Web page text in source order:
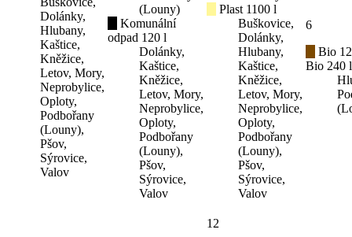
Dolánky,
Hlubany,
Kaštice,
Kněžice,
Letov, Mory,
Neprobylice,
Oploty,
Podbořany
(Louny),
Pšov,
Sýrovice,
Valov
(Louny)
Komunální
odpad 120 l
Dolánky,
Kaštice,
Kněžice,
Letov, Mory,
Neprobylice,
Oploty,
Podbořany
(Louny),
Pšov,
Sýrovice,
Valov
Plast 1100 l
Buškovice,
Dolánky,
Hlubany,
Kaštice,
Kněžice,
Letov, Mory,
Neprobylice,
Oploty,
Podbořany
(Louny),
Pšov,
Sýrovice,
Valov
6
Bio
Bio 240 l
12